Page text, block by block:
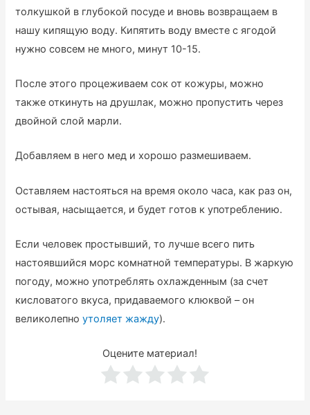
толкушкой в глубокой посуде и вновь возвращаем в
нашу кипящую воду. Кипятить воду вместе с ягодой
нужно совсем не много, минут 10-15.
После этого процеживаем сок от кожуры, можно
также откинуть на друшлак, можно пропустить через
двойной слой марли.
Добавляем в него мед и хорошо размешиваем.
Оставляем настояться на время около часа, как раз он,
остывая, насыщается, и будет готов к употреблению.
Если человек простывший, то лучше всего пить
настоявшийся морс комнатной температуры. В жаркую
погоду, можно употреблять охлажденным (за счет
кисловатого вкуса, придаваемого клюквой – он
великолепноутоляет жажду).
Оцените материал!